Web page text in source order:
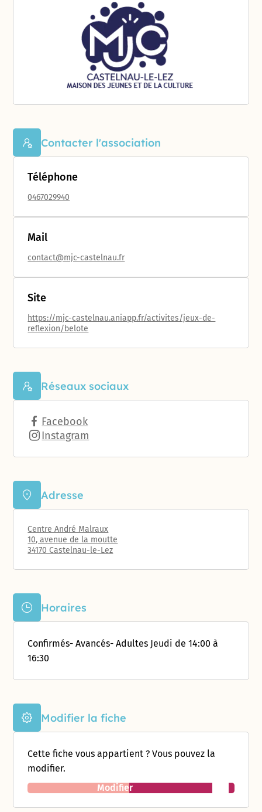
Contacter l'association
Téléphone
0467029940
Mail
contact@mjc-castelnau.fr
Site
https://mjc-castelnau.aniapp.fr/activites/jeux-de-
reflexion/belote
Réseaux sociaux
Facebook
Instagram
Adresse
Centre André Malraux
10, avenue de la moutte
34170 Castelnau-le-Lez
Horaires
Confirmés- Avancés- Adultes Jeudi de 14:00 à
16:30
Modifier la fiche
Cette fiche vous appartient ? Vous pouvez la
modifier.
Modifier